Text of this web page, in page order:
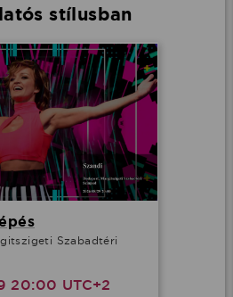
stílusban
Szabadtéri
20:00 UTC+2